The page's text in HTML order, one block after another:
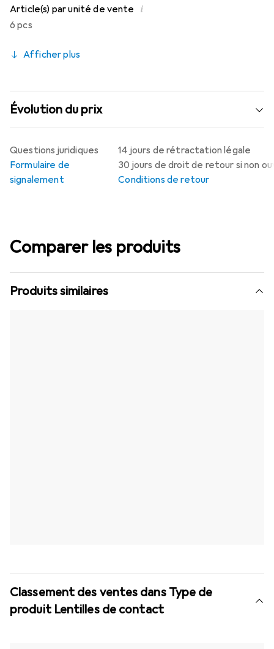
Article(s) par unité de vente i
6 pcs
Afficher plus
Évolution du prix
14 jours de rétractation légale
30 jours de droit de retour si non
Conditions de retour
Questions juridiques
Formulaire de
signalement
Comparer les produits
Produits similaires
Classement des ventes dans Type de
produit Lentilles de contact